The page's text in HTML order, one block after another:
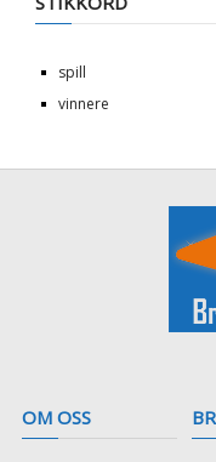
spill
vinnere
OM OSS